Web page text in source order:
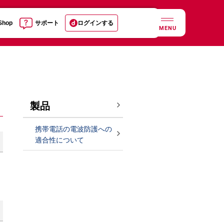
サポート ログインする
MENU
製品
携帯電話の電波防護への
適合性について